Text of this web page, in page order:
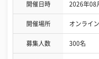
開催日時 2026年08
開催場所 オンライ
募集人数 300名